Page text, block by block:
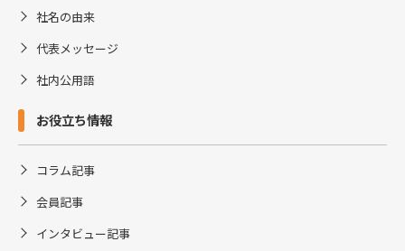
社名の由来
代表メッセージ
社内公用語
お役立ち情報
コラム記事
会員記事
インタビュー記事